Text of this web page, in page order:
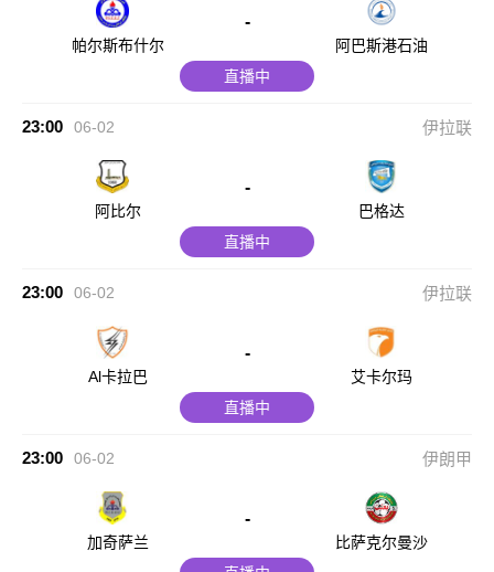
帕尔斯布什尔
-
阿巴斯港石油
直播中
23:00 06-02 伊拉联
阿比尔
-
巴格达
直播中
23:00 06-02 伊拉联
Al卡拉巴
-
艾卡尔玛
直播中
23:00 06-02 伊朗甲
加奇萨兰
-
比萨克尔曼沙